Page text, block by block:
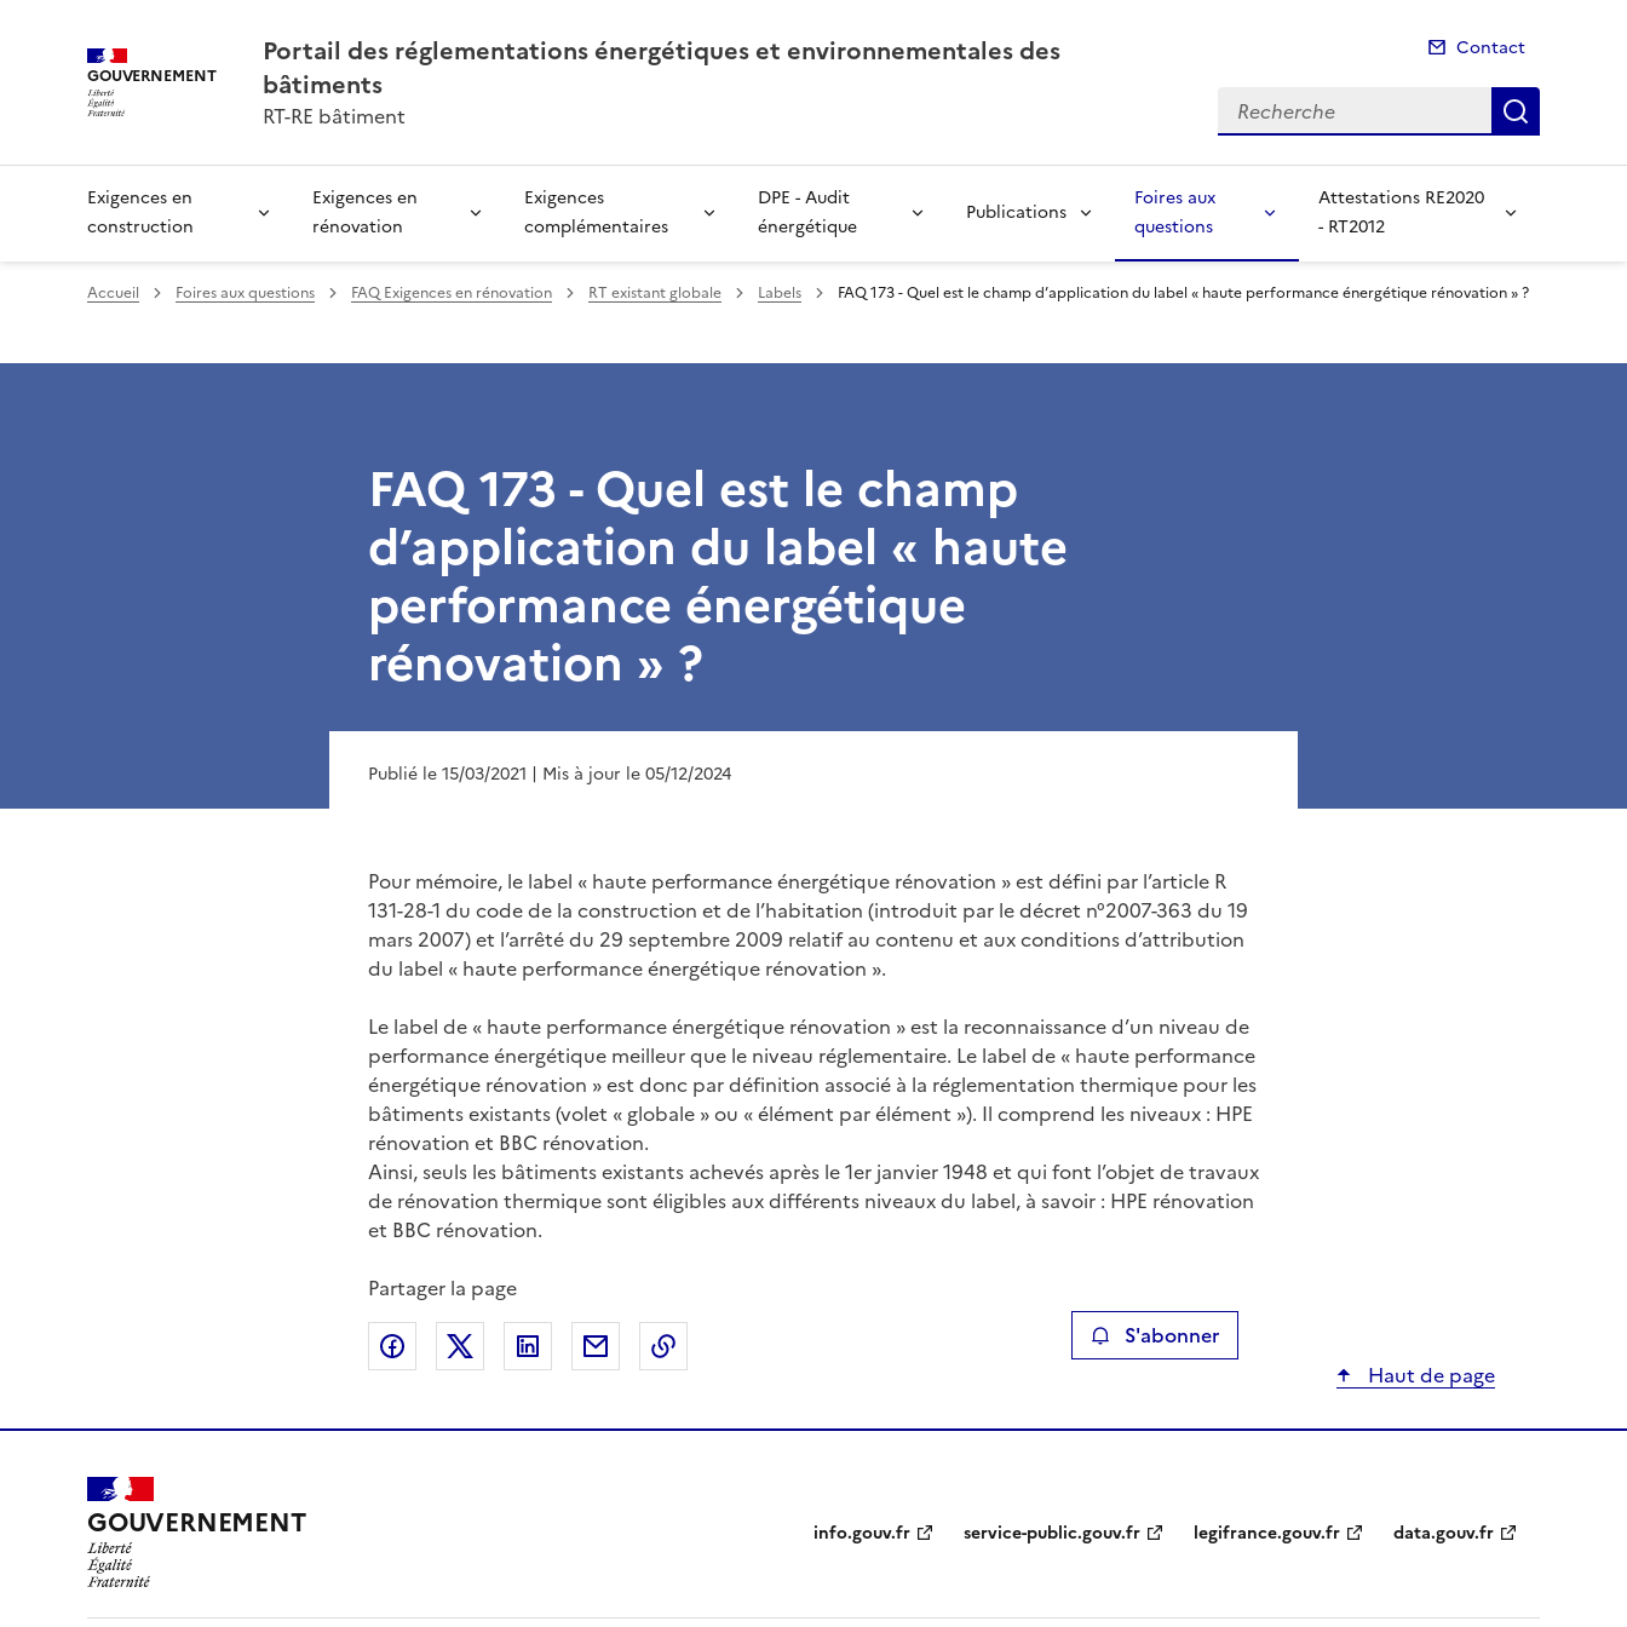
GOUVERNEMENT
Portail des réglementations énergétiques et environnementales des
bâtiments
RT-RE bâtiment
Contact
Recherche
Exigences en
construction
Exigences en
rénovation
Exigences
complémentaires
DPE - Audit
énergétique
Publications
Foires aux
questions
Attestations RE2020
- RT2012
Accueil Foires aux questions FAQ Exigences en rénovation RT existant globale Labels FAQ 173 - Quel est le champ d’application du label « haute performance énergétique rénovation » ?
FAQ 173 - Quel est le champ
d’application du label « haute
performance énergétique
rénovation » ?
Publié le 15/03/2021 | Mis à jour le 05/12/2024
Pour mémoire, le label « haute performance énergétique rénovation » est défini par l’article R
131-28-1 du code de la construction et de l’habitation (introduit par le décret n°2007-363 du 19
mars 2007) et l’arrêté du 29 septembre 2009 relatif au contenu et aux conditions d’attribution
du label « haute performance énergétique rénovation ».
Le label de « haute performance énergétique rénovation » est la reconnaissance d’un niveau de
performance énergétique meilleur que le niveau réglementaire. Le label de « haute performance
énergétique rénovation » est donc par définition associé à la réglementation thermique pour les
bâtiments existants (volet « globale » ou « élément par élément »). Il comprend les niveaux : HPE
rénovation et BBC rénovation.
Ainsi, seuls les bâtiments existants achevés après le 1er janvier 1948 et qui font l’objet de travaux
de rénovation thermique sont éligibles aux différents niveaux du label, à savoir : HPE rénovation
et BBC rénovation.
Partager la page
Partager sur Facebook
Partager sur XPartager sur LinkedIn
Partager par emailCopier le lien de la page dans le presse-papier S'abonner
Haut de page
GOUVERNEMENT info.gouv.fr service-public.gouv.fr legifrance.gouv.fr data.gouv.fr